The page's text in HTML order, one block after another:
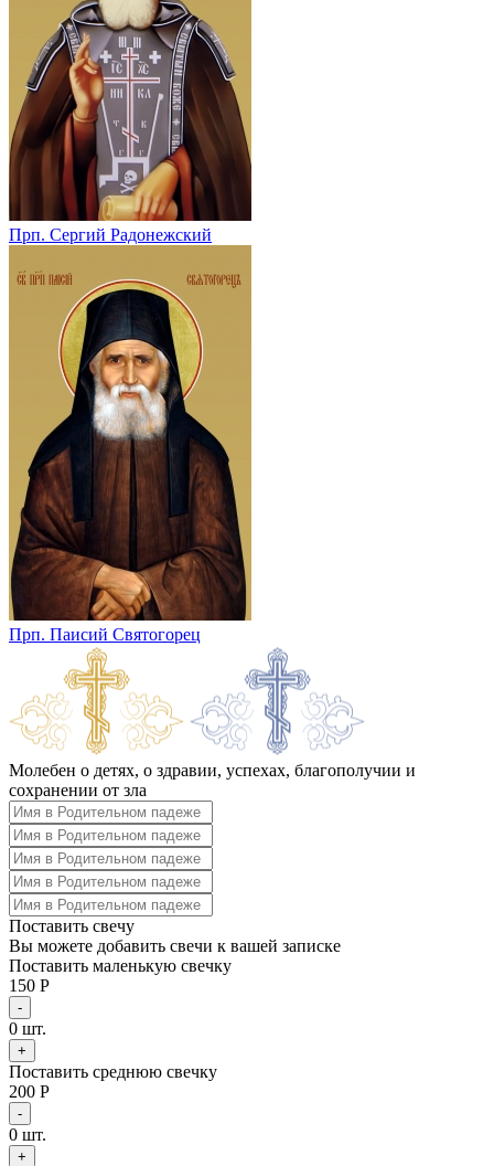
Прп. Сергий Радонежский
Прп. Паисий Святогорец
Молебен о детях, о здравии, успехах, благополучии и
сохранении от зла
Поставить свечу
Вы можете добавить свечи к вашей записке
Поставить маленькую свечку
150 Р
-
0 шт.
+
Поставить среднюю свечку
200 Р
-
0 шт.
+